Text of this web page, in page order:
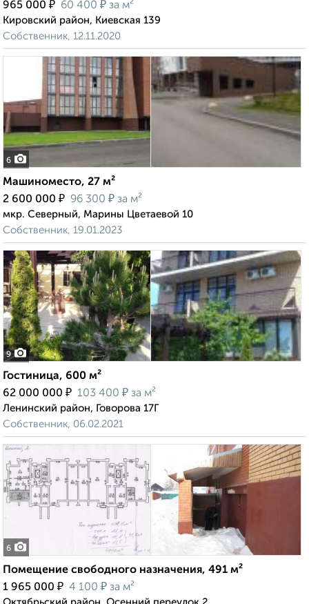
965 000 ₽ 60 400 ₽ за м²
Кировский район, Киевская 139
Собственник, 12.11.2020
6
Машиноместо, 27 м²
2 600 000 ₽ 96 300 ₽ за м²
мкр. Северный, Марины Цветаевой 10
Собственник, 19.01.2023
9
Гостиница, 600 м²
62 000 000 ₽ 103 400 ₽ за м²
Ленинский район, Говорова 17Г
Собственник, 06.02.2021
6
Помещение свободного назначения, 491 м²
1 965 000 ₽ 4 100 ₽ за м²